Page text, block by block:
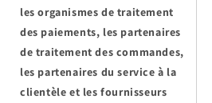
les organismes de traitement
des paiements, les partenaires
de traitement des commandes,
les partenaires du service à la
clientèle et les fournisseurs